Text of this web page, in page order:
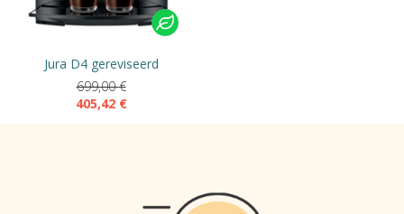
Jura D4 gereviseerd
699,00 €
405,42 €